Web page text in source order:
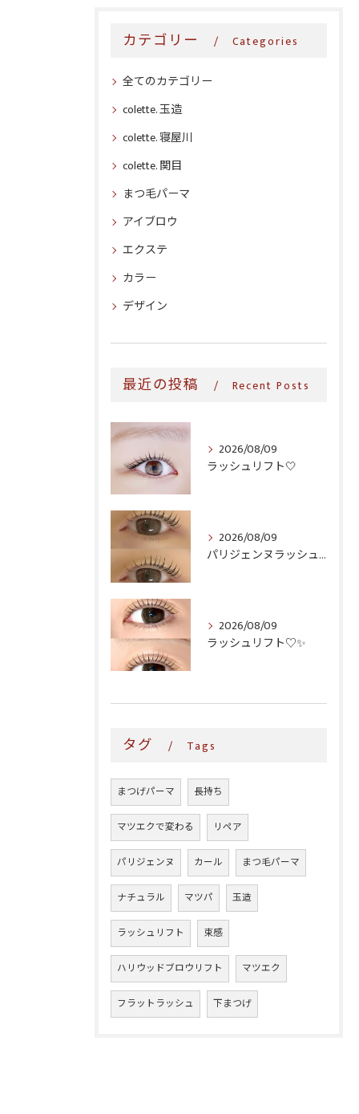
カテゴリー Categories
全てのカテゴリー
colette. 玉造
colette. 寝屋川
colette. 関目
まつ毛パーマ
アイブロウ
エクステ
カラー
デザイン
最近の投稿 Recent Posts
2026/08/09
ラッシュリフト‎🤍
2026/08/09
パリジェンヌラッシュリフト♪
2026/08/09
ラッシュリフト♡✨
タグ Tags
まつげパーマ 長持ち
マツエクで変わる リペア
パリジェンヌ カール まつ毛パーマ
ナチュラル マツパ 玉造
ラッシュリフト 束感
ハリウッドブロウリフト マツエク
フラットラッシュ 下まつげ